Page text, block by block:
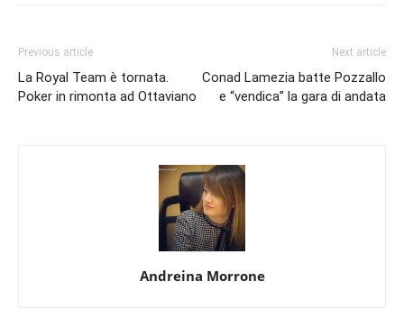
Previous article
La Royal Team è tornata.
Poker in rimonta ad Ottaviano
Next article
Conad Lamezia batte Pozzallo
e “vendica” la gara di andata
Andreina Morrone